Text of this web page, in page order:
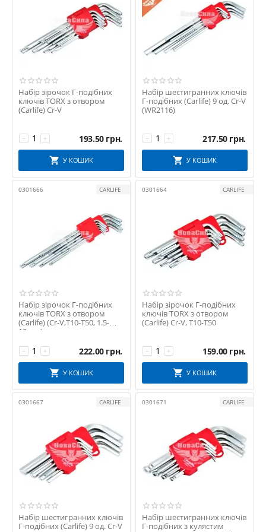
Набір зірочок Г-подібних
ключів TORX з отвором
(Carlife) Cr-V
+
− 193.50 грн.
У КОШИК
Набір шестигранних ключів
Г-подібних (Carlife) 9 од. Cr-V
(WR2116)
+
− 217.50 грн.
У КОШИК
0301666 CARLIFE
Набір зірочок Г-подібних
ключів TORX з отвором
(Carlife) (Cr-V,T10-T50, 1.5-
10мм.)
+
− 222.00 грн.
У КОШИК
0301664 CARLIFE
Набір зірочок Г-подібних
ключів TORX з отвором
(Carlife) Cr-V, T10-T50
+
− 159.00 грн.
У КОШИК
0301667 CARLIFE
Набір шестигранних ключів
Г-подібних (Carlife) 9 од. Cr-V
0301671 CARLIFE
Набір шестигранних ключів
Г-подібних з кулястим